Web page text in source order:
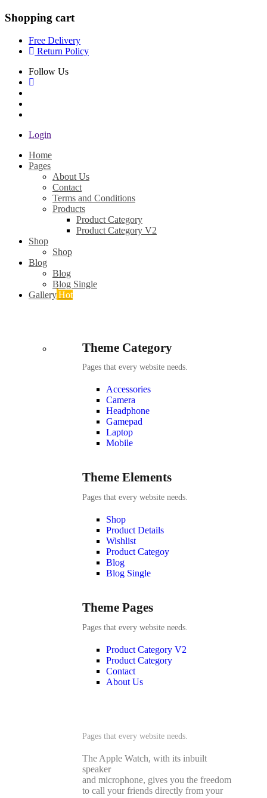
Shopping cart
Free Delivery
Return Policy
Follow Us
Login
Home
Pages
About Us
Contact
Terms and Conditions
Products
Product Category
Product Category V2
Shop
Shop
Blog
Blog
Blog Single
GalleryHot
Theme Category
Pages that every website needs.
Accessories
Camera
Headphone
Gamepad
Laptop
Mobile
Theme Elements
Pages that every website needs.
Shop
Product Details
Wishlist
Product Categoy
Blog
Blog Single
Theme Pages
Pages that every website needs.
Product Category V2
Product Category
Contact
About Us
Pages that every website needs.
The Apple Watch, with its inbuilt
speaker
and microphone, gives you the freedom
to call your friends directly from your